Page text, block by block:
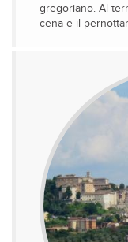
gregoriano. Al
cena e il